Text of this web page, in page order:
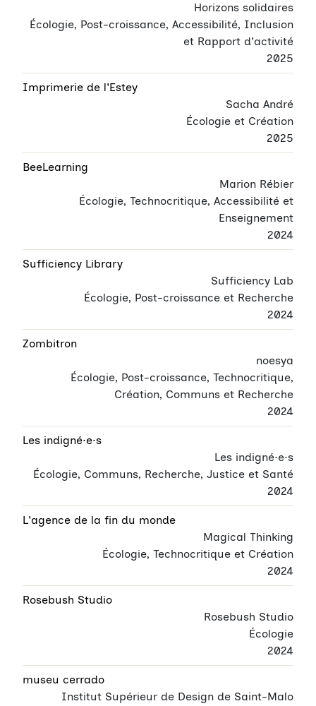
Horizons solidaires
Écologie, Post-croissance, Accessibilité, Inclusion
et Rapport d'activité
2025
Imprimerie de l'Estey
Sacha André
Écologie et Création
2025
BeeLearning
Marion Rébier
Écologie, Technocritique, Accessibilité et
Enseignement
2024
Sufficiency Library
Sufficiency Lab
Écologie, Post-croissance et Recherche
2024
Zombitron
noesya
Écologie, Post-croissance, Technocritique,
Création, Communs et Recherche
2024
Les indigné·e·s
Les indigné·e·s
Écologie, Communs, Recherche, Justice et Santé
2024
L'agence de la fin du monde
Magical Thinking
Écologie, Technocritique et Création
2024
Rosebush Studio
Rosebush Studio
Écologie
2024
museu cerrado
Institut Supérieur de Design de Saint-Malo